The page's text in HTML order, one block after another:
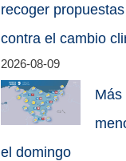
recoger
contra el cambio
2026-08-09
Más
el domingo